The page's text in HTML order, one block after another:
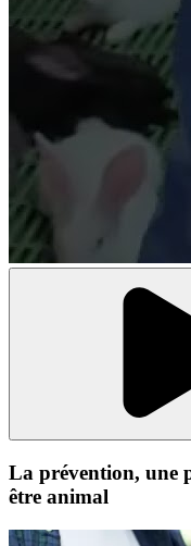
La prévention, une
être animal